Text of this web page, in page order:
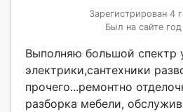
Зарегистрирован 4
Был на сайте год
Выполняю большой спектр
электрики,сантехники
прочего...ремонтно
разборка мебели,